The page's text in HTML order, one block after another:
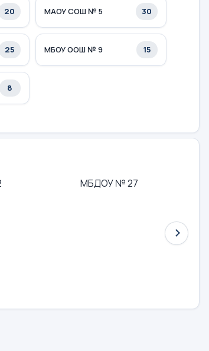
20 МАОУ СОШ № 5 30
25 МБОУ ООШ № 9 15
8
МБДОУ № 27